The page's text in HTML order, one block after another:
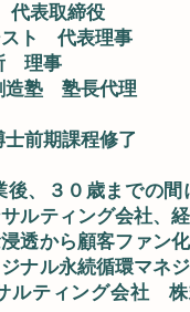
代表取締役
スト 代表理事
理事
造塾 塾長代理
前期課程修了
後、３０歳までの
ルティング会社、
透から顧客ファン
ナル永続循環マネ
ルティング会社